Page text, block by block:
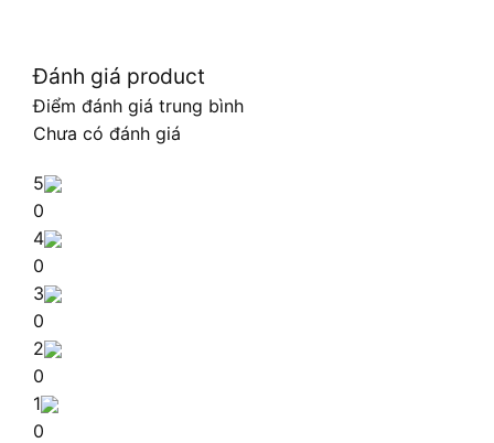
Đánh giá product
Điểm đánh giá trung bình
Chưa có đánh giá
5
0
4
0
3
0
2
0
1
0